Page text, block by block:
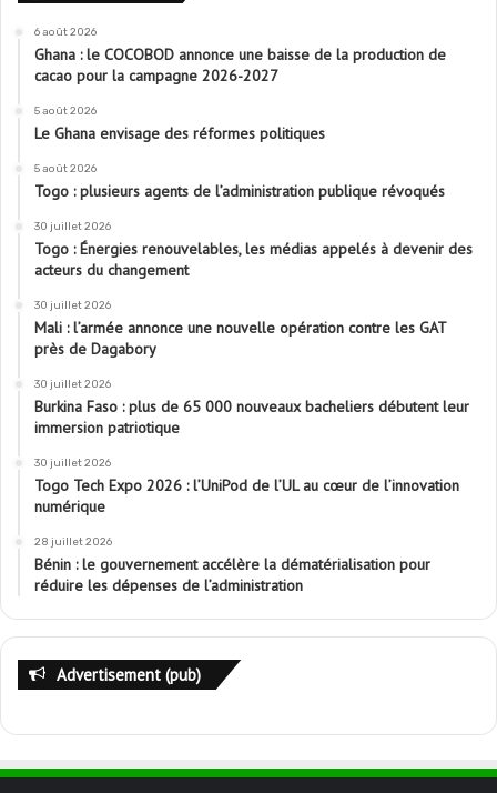
6 août 2026
Ghana : le COCOBOD annonce une baisse de la production de
cacao pour la campagne 2026-2027
5 août 2026
Le Ghana envisage des réformes politiques
5 août 2026
Togo : plusieurs agents de l’administration publique révoqués
30 juillet 2026
Togo : Énergies renouvelables, les médias appelés à devenir des
acteurs du changement
30 juillet 2026
Mali : l’armée annonce une nouvelle opération contre les GAT
près de Dagabory
30 juillet 2026
Burkina Faso : plus de 65 000 nouveaux bacheliers débutent leur
immersion patriotique
30 juillet 2026
Togo Tech Expo 2026 : l’UniPod de l’UL au cœur de l’innovation
numérique
28 juillet 2026
Bénin : le gouvernement accélère la dématérialisation pour
réduire les dépenses de l’administration
Advertisement (pub)